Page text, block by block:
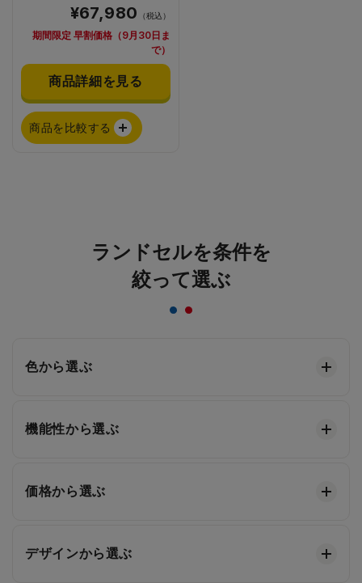
¥67,980 （税込）
期間限定 早割価格（9月30日ま
で）
商品詳細を見る
商品を比較する
ランドセルを条件を
絞って選ぶ
色から選ぶ
機能性から選ぶ
価格から選ぶ
デザインから選ぶ